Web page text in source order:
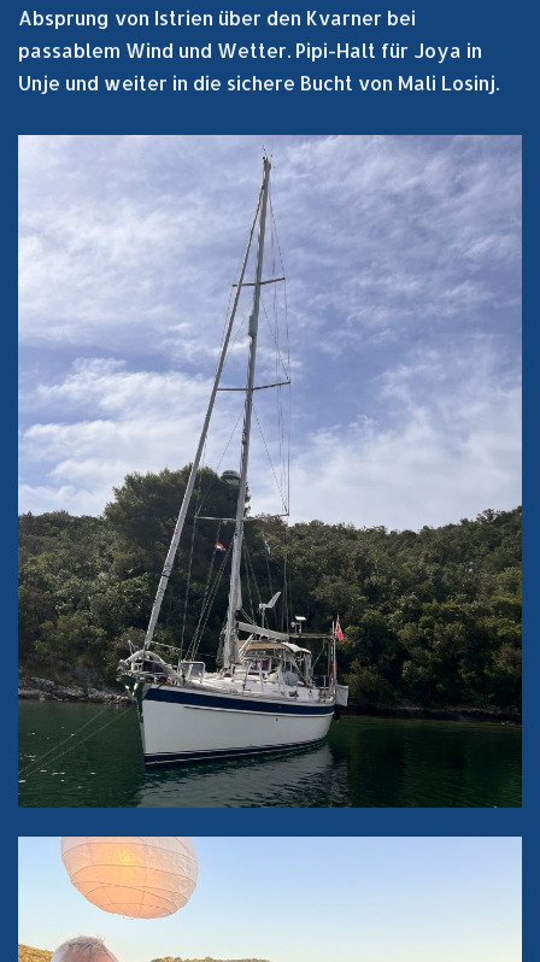
Absprung von Istrien über den Kvarner bei
passablem Wind und Wetter. Pipi-Halt für Joya in
Unje und weiter in die sichere Bucht von Mali Losinj.